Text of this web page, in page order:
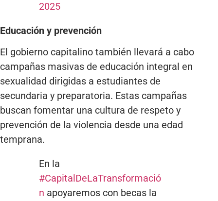
2025
Educación y prevención
El gobierno capitalino también llevará a cabo
campañas masivas de educación integral en
sexualidad dirigidas a estudiantes de
secundaria y preparatoria. Estas campañas
buscan fomentar una cultura de respeto y
prevención de la violencia desde una edad
temprana.
En la
#CapitalDeLaTransformació
n apoyaremos con becas la